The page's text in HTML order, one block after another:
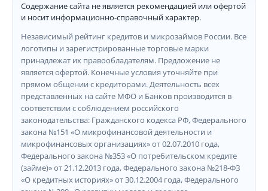
Содержание сайта не является рекомендацией или офертой
и носит информационно-справочный характер.
Независимый рейтинг кредитов и микрозаймов России. Все
логотипы и зарегистрированные торговые марки
принадлежат их правообладателям. Предложение не
является офертой. Конечные условия уточняйте при
прямом общении с кредиторами. Деятельность всех
представленных на сайте МФО и Банков производится в
соответствии с соблюдением российского
законодательства: Гражданского кодекса РФ, Федерального
закона №151 «О микрофинансовой деятельности и
микрофинансовых организациях» от 02.07.2010 года,
Федерального закона №353 «О потребительском кредите
(займе)» от 21.12.2013 года, Федерального закона №218-ФЗ
«О кредитных историях» от 30.12.2004 года, Федерального